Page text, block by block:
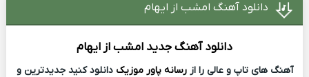
دانلود آهنگ امشب از ایهام
دانلود آهنگ جدید امشب ازایهام
آهنگ های تاپ و عالی را ازرسانه پاور موزیک دانلود کنید جدیدترین و